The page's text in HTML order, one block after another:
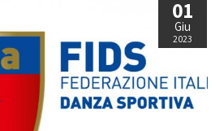
01
Giu
2023